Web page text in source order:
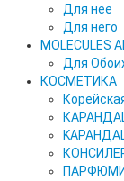
Для нее
Для него
MOLECULES
Для
КОСМЕТИКА